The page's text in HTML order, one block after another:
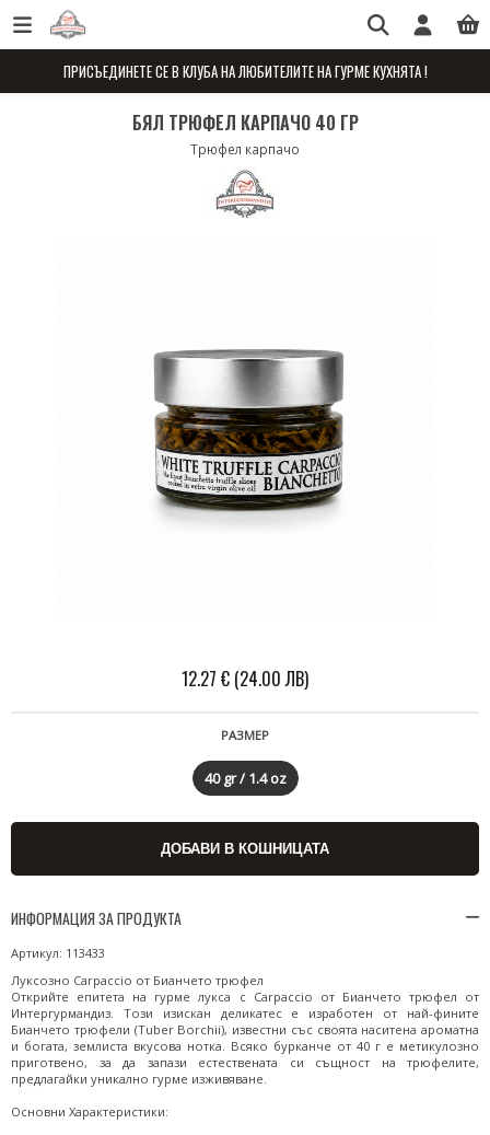
ПРИСЪЕДИНЕТЕ СЕ В КЛУБА НА ЛЮБИТЕЛИТЕ НА ГУРМЕ КУХНЯТА !
БЯЛ ТРЮФЕЛ КАРПАЧО 40 ГР
Трюфел карпачо
12.27 € (24.00 ЛВ)
РАЗМЕР
40 gr / 1.4 oz
ИНФОРМАЦИЯ ЗА ПРОДУКТА
Артикул: 113433
Луксозно Carpaccio от Бианчето трюфел
Открийте епитета на гурме лукса с Carpaccio от Бианчето трюфел от
Интергурмандиз. Този изискан деликатес е изработен от най-фините
Бианчето трюфели (Tuber Borchii), известни със своята наситена ароматна
и богата, землиста вкусова нотка. Всяко бурканче от 40 г е метикулозно
приготвено, за да запази естествената си същност на трюфелите,
предлагайки уникално гурме изживяване.
Основни Характеристики: